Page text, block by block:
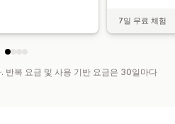
7일 무료 체험
반복 요금 및 사용 기반 요금은 30일마다